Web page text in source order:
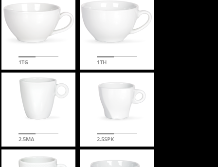
1TG 1TH
2.5MA 2.5SPK